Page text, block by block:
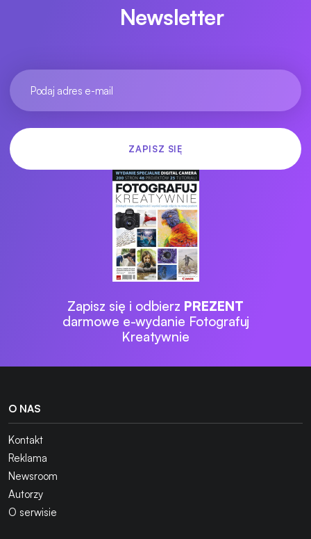
Newsletter
Zapisz się i odbierz PREZENT
darmowe e-wydanie Fotografuj
Kreatywnie
O NAS
Kontakt
Reklama
Newsroom
Autorzy
O serwisie